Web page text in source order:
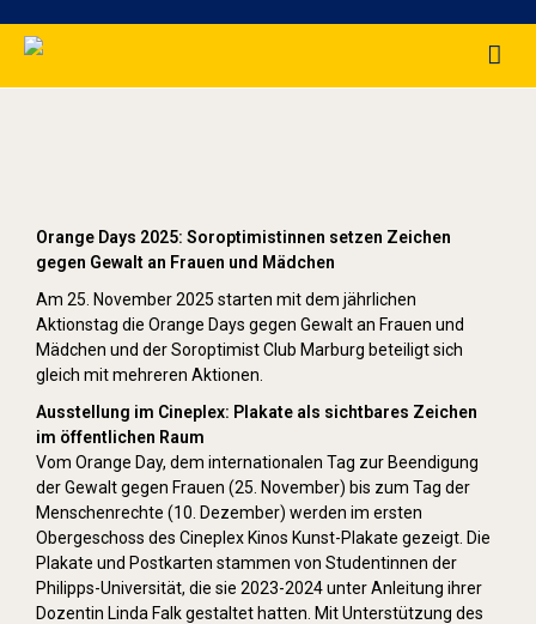
Orange Days 2025: Soroptimistinnen setzen Zeichen
gegen Gewalt an Frauen und Mädchen
Am 25. November 2025 starten mit dem jährlichen
Aktionstag die Orange Days gegen Gewalt an Frauen und
Mädchen und der Soroptimist Club Marburg beteiligt sich
gleich mit mehreren Aktionen.
Ausstellung im Cineplex: Plakate als sichtbares Zeichen
im öffentlichen Raum
Vom Orange Day, dem internationalen Tag zur Beendigung
der Gewalt gegen Frauen (25. November) bis zum Tag der
Menschenrechte (10. Dezember) werden im ersten
Obergeschoss des Cineplex Kinos Kunst-Plakate gezeigt. Die
Plakate und Postkarten stammen von Studentinnen der
Philipps-Universität, die sie 2023-2024 unter Anleitung ihrer
Dozentin Linda Falk gestaltet hatten. Mit Unterstützung des